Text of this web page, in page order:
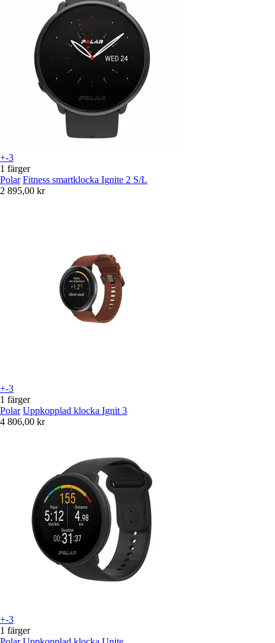
+-3
1 färger
Polar Fitness smartklocka Ignite 2 S/L
2 895,00 kr
+-3
1 färger
Polar Uppkopplad klocka Ignit 3
4 806,00 kr
+-3
1 färger